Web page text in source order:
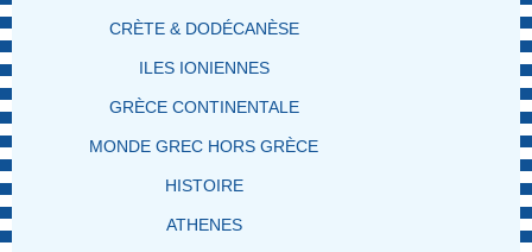
CRÈTE & DODÉCANÈSE
ILES IONIENNES
GRÈCE CONTINENTALE
MONDE GREC HORS GRÈCE
HISTOIRE
ATHENES